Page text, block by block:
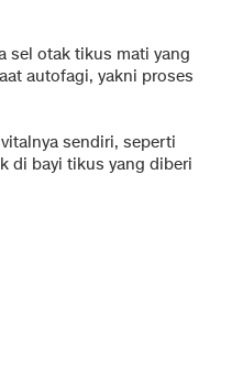
sel otak tikus mati yang
autofagi, yakni proses
sendiri, seperti
di bayi tikus yang diberi